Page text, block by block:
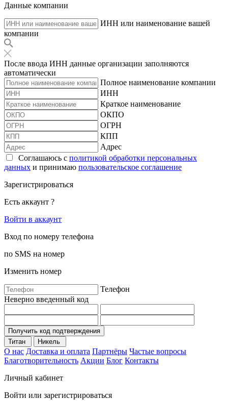
Данные компании
ИНН или наименование вашей
компании
После ввода ИНН данные организации заполняются
автоматически
Полное наименование компании
ИНН
Краткое наименование
ОКПО
ОГРН
КПП
Адрес
Соглашаюсь с политикой обработки персональных
данных и принимаю пользовательское соглашение
Зарегистрироваться
Есть аккаунт ?
Войти в аккаунт
Вход по номеру телефона
по SMS на номер
Изменить номер
Телефон
Неверно введенный код
Получить код подтверждения
Титан
Никель
О нас Доставка и оплата Партнёры Частые вопросы
Благотворительность Акции Блог Контакты
Личный кабинет
Войти или зарегистрироваться